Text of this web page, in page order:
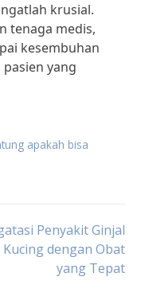
krusial.
tenaga medis,
kesembuhan
yang
apakah bisa
Penyakit Ginjal
Kucing dengan Obat
yang Tepat